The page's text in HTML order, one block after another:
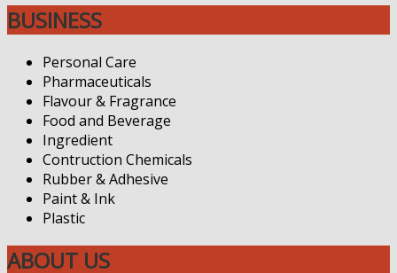
BUSINESS
Personal Care
Pharmaceuticals
Flavour & Fragrance
Food and Beverage
Ingredient
Contruction Chemicals
Rubber & Adhesive
Paint & Ink
Plastic
ABOUT US